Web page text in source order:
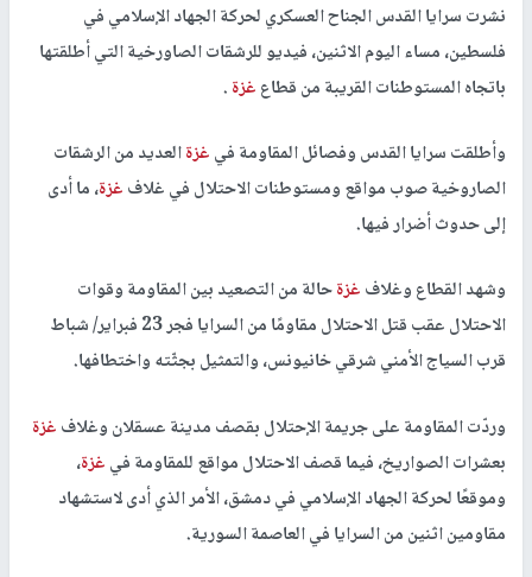
نشرت سرايا القدس الجناح العسكري لحركة الجهاد الإسلامي في
فلسطين، مساء اليوم الاثنين، فيديو للرشقات الصاورخية التي أطلقتها
باتجاه المستوطنات القريبة من قطاعغزة.
وأطلقت سرايا القدس وفصائل المقاومة فيغزةالعديد من الرشقات
الصاروخية صوب مواقع ومستوطنات الاحتلال في غلافغزة، ما أدى
إلى حدوث أضرار فيها.
وشهد القطاع وغلافغزةحالة من التصعيد بين المقاومة وقوات
الاحتلال عقب قتل الاحتلال مقاومًا من السرايا فجر 23 فبراير/ شباط
قرب السياج الأمني شرقي خانيونس، والتمثيل بجثّته واختطافها.
وردّت المقاومة على جريمة الإحتلال بقصف مدينة عسقلان وغلافغزة
بعشرات الصواريخ، فيما قصف الاحتلال مواقع للمقاومة فيغزة،
وموقعًا لحركة الجهاد الإسلامي في دمشق، الأمر الذي أدى لاستشهاد
مقاومين اثنين من السرايا في العاصمة السورية.